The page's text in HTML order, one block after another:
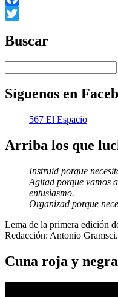
Facebook
Buscar
Síguenos en
567 El Espacio
Arriba los que
Instruid porque
Agitad porque vamos
entusiasmo.
Organizad porque
Lema de la primera edición
Redacción: Antonio Gramsci.
Cuna roja y negra